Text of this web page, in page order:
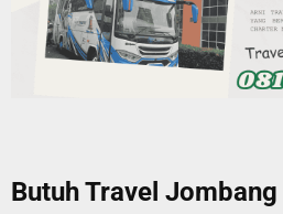
Butuh Travel